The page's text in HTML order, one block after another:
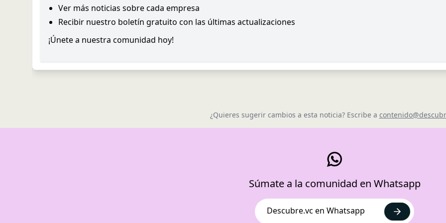
Ver más noticias sobre cada empresa
Recibir nuestro boletín gratuito con las últimas actualizaciones
¡Únete a nuestra comunidad hoy!
¿Quieres sugerir cambios a esta noticia? Escribe a
Súmate a la comunidad en Whatsapp
Descubre.vc en Whatsapp